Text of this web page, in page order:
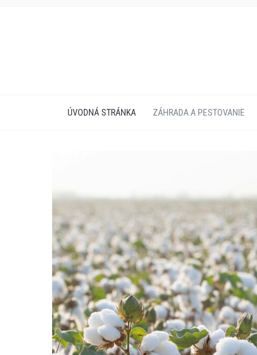
ÚVODNÁ STRÁNKA ZÁHRADA A PESTOVANIE